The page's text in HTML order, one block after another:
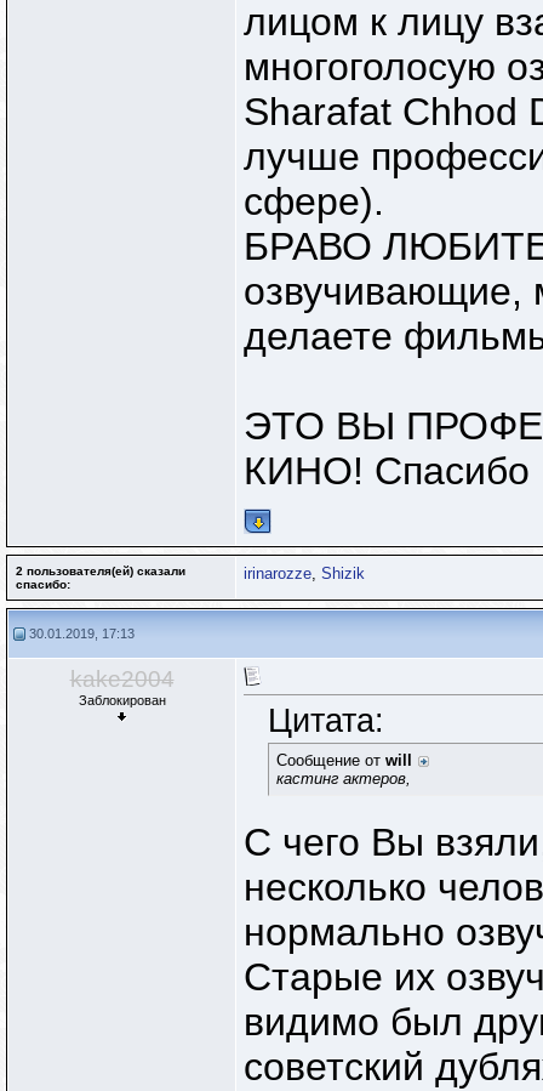
лицом к лицу
многоголосую
Sharafat Chhod
лучше
сфере).
БРАВО
озвучивающие,
делаете
ЭТО ВЫ
КИНО! Спасибо
2 пользователя(ей) сказали
cпасибо:
irinarozze, Shizik
30.01.2019, 17:13
kake2004
Заблокирован
Цитата:
Сообщение от will
кастинг актеров,
С чего Вы
несколько
нормально
Старые их
видимо был
советский